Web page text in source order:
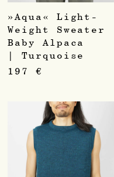
»Aqua« Light-
Weight Sweater
Baby Alpaca
| Turquoise
197 €